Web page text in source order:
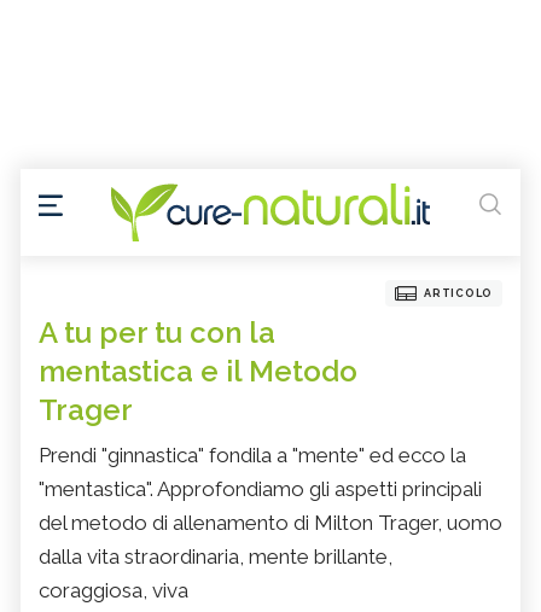
ARTICOLO
A tu per tu con la
mentastica e il Metodo
Trager
Prendi "ginnastica" fondila a "mente" ed ecco la
"mentastica". Approfondiamo gli aspetti principali
del metodo di allenamento di Milton Trager, uomo
dalla vita straordinaria, mente brillante,
coraggiosa, viva